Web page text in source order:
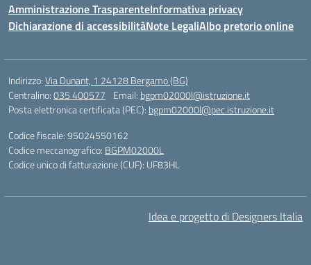
Amministrazione TrasparenteInformativa privacy
Dichiarazione di accessibilitàNote LegaliAlbo pretorio online
Indirizzo:Via Dunant, 1 24128 Bergamo (BG)
Centralino:035 400577 Email: bgpm02000l@istruzione.it
Posta elettronica certificata (PEC): bgpm02000l@pec.istruzione.it
Codice fiscale: 95024550162
Codice meccanografico: BGPM02000L
Codice unico di fatturazione (CUF): UF83HL
Idea e progetto di Designers Italia